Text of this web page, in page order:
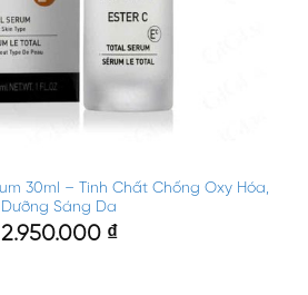
30ml – Tinh Chất Chống Oxy Hóa,
Dưỡng Sáng Da
2.950.000 ₫